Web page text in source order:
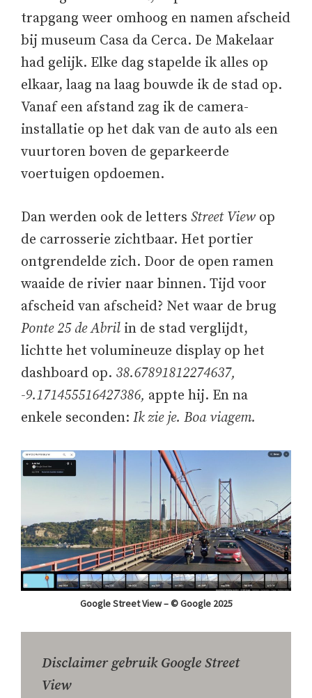
trapgang weer omhoog en namen afscheid
bij museum Casa da Cerca. De Makelaar
had gelijk. Elke dag stapelde ik alles op
elkaar, laag na laag bouwde ik de stad op.
Vanaf een afstand zag ik de camera-
installatie op het dak van de auto als een
vuurtoren boven de geparkeerde
voertuigen opdoemen.
Dan werden ook de letters Street View op
de carrosserie zichtbaar. Het portier
ontgrendelde zich. Door de open ramen
waaide de rivier naar binnen. Tijd voor
afscheid van afscheid? Net waar de brug
Ponte 25 de Abril in de stad verglijdt,
lichtte het volumineuze display op het
dashboard op. 38.67891812274637,
-9.171455516427386, appte hij. En na
enkele seconden: Ik zie je. Boa viagem.
Google Street View – © Google 2025
Disclaimer gebruik Google Street
View